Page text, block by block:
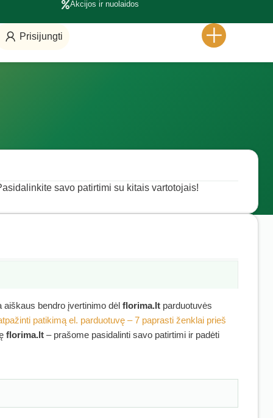
Akcijos ir nuolaidos
Prisijungti
savo patirtimi su kitais vartotojais!
aiškaus bendro įvertinimo dėl florima.lt parduotuvės
patikimą el. parduotuvę – 7 paprasti ženklai prieš
florima.lt – prašome pasidalinti savo patirtimi ir padėti